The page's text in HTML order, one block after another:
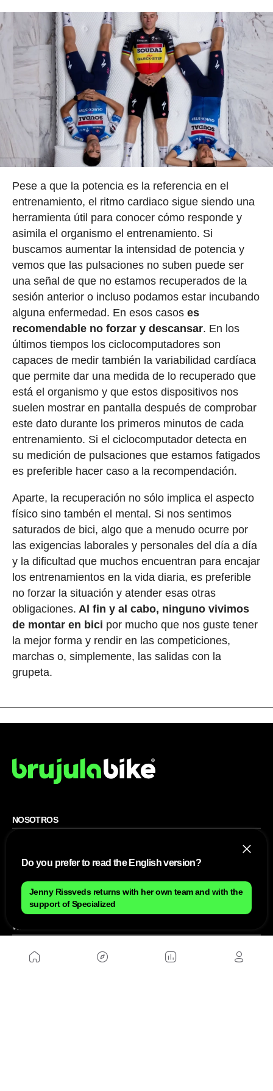
Pese a que la potencia es la referencia en el
entrenamiento, el ritmo cardiaco sigue siendo una
herramienta útil para conocer cómo responde y
asimila el organismo el entrenamiento. Si
buscamos aumentar la intensidad de potencia y
vemos que las pulsaciones no suben puede ser
una señal de que no estamos recuperados de la
sesión anterior o incluso podamos estar incubando
alguna enfermedad. En esos casos es
recomendable no forzar y descansar. En los
últimos tiempos los ciclocomputadores son
capaces de medir también la variabilidad cardíaca
que permite dar una medida de lo recuperado que
está el organismo y que estos dispositivos nos
suelen mostrar en pantalla después de comprobar
este dato durante los primeros minutos de cada
entrenamiento. Si el ciclocomputador detecta en
su medición de pulsaciones que estamos fatigados
es preferible hacer caso a la recompendación.
Aparte, la recuperación no sólo implica el aspecto
físico sino tambén el mental. Si nos sentimos
saturados de bici, algo que a menudo ocurre por
las exigencias laborales y personales del día a día
y la dificultad que muchos encuentran para encajar
los entrenamientos en la vida diaria, es preferible
no forzar la situación y atender esas otras
obligaciones. Al fin y al cabo, ninguno vivimos
de montar en bici por mucho que nos guste tener
la mejor forma y rendir en las competiciones,
marchas o, simplemente, las salidas con la
grupeta.
NOSOTROS
Anúnciate con nosotros
Política de privacidad
Contacto
Trabaja con nosotros
WEBS AMIGAS
MusickMag
Do you prefer to read the English version?
Jenny Rissveds returns with her own team and with the
support of Specialized